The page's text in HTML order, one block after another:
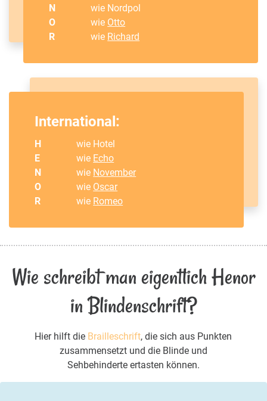
N
wie Nordpol
O
wie Otto
R
wie Richard
International:
H
wie Hotel
E
wie Echo
N
wie November
O
wie Oscar
R
wie Romeo
Wie schreibt man eigentlich Henor
in Blindenschrift?
Hier hilft die Brailleschrift, die sich aus Punkten
zusammensetzt und die Blinde und
Sehbehinderte ertasten können.